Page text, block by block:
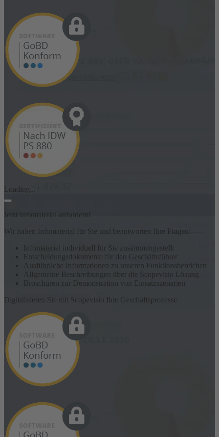
Loading...
Jetzt Infomaterial anfordern!
Wir haben Infomaterial für Sie und beantworten Ihre Fragen!
Infomaterial individuell für Sie zusammengestellt
Entscheidungsdokumente für den Geschäftsführer
Ausführliche Informationen zu unseren Funktionsbereichen
Allgemeine Beschreibungen über die Scopevisio Lösung
Broschüren zur Demonstration von Einsatzszenarien
Digitalisieren Sie mit Scopevisio Ihre Geschäftsprozesse.